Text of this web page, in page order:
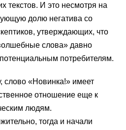
текстов. И это несмотря на
долю негатива со
утверждающих, что
слова» давно
потребителям.
слово «Новинка!» имеет
отношение еще к
людям.
тогда и начали